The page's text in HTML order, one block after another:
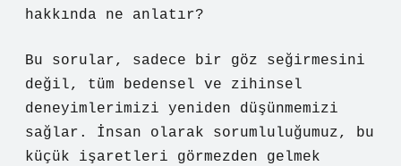
hakkında ne anlatır?
Bu sorular, sadece bir göz seğirmesini
değil, tüm bedensel ve zihinsel
deneyimlerimizi yeniden düşünmemizi
sağlar. İnsan olarak sorumluluğumuz, bu
küçük işaretleri görmezden gelmek